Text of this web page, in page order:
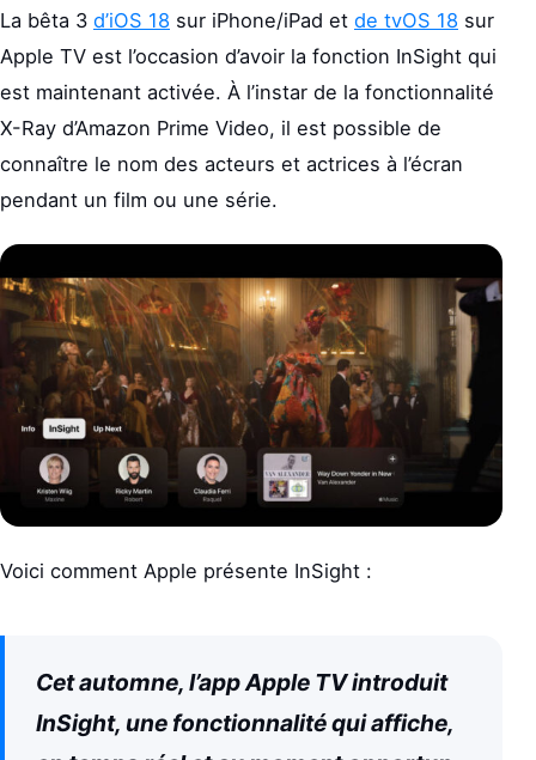
La bêta 3 d’iOS 18 sur iPhone/iPad et de tvOS 18 sur
Apple TV est l’occasion d’avoir la fonction InSight qui
est maintenant activée. À l’instar de la fonctionnalité
X-Ray d’Amazon Prime Video, il est possible de
connaître le nom des acteurs et actrices à l’écran
pendant un film ou une série.
Voici comment Apple présente InSight :
Cet automne, l’app Apple TV introduit
InSight, une fonctionnalité qui affiche,